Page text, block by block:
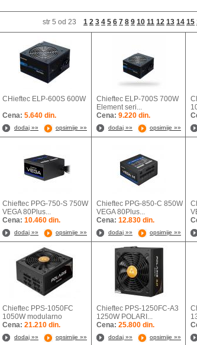
str 5 od 23 1 2 3 4 5 6 7 8 9 10 11 12 13 14 15
CHieftec ELP-600S 600W
Cena: 5.640 din.
dodaj »» opsirnije »»
Chieftec ELP-700S 700W
Element seri...
Cena: 9.220 din.
dodaj »» opsirnije »»
Chieftec PPG-750-S 750W
VEGA 80Plus...
Cena: 10.460 din.
dodaj »» opsirnije »»
Chieftec PPG-850-C 850W
VEGA 80Plus...
Cena: 12.830 din.
dodaj »» opsirnije »»
Chieftec PPS-1050FC
1050W modularno
Cena: 21.210 din.
dodaj »» opsirnije »»
Chieftec PPS-1250FC-A3
1250W POLARI...
Cena: 25.800 din.
dodaj »» opsirnije »»